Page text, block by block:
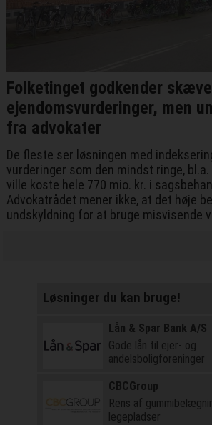
Folketinget godkender skæve
ejendomsvurderinger, men
fra advokater
De fleste ser løsningen med
vurderinger som den mindst ringe,
ville koste hele 770 mio. kr. i
Advokatrådet mener ikke, at det høje
undskyldning for at bruge misvisende
Løsninger du kan bruge!
Lån & Spar Bank A/S
Gode lån til ejer- og
andelsboligforeninger
CBCGroup
Rens af
legepladser